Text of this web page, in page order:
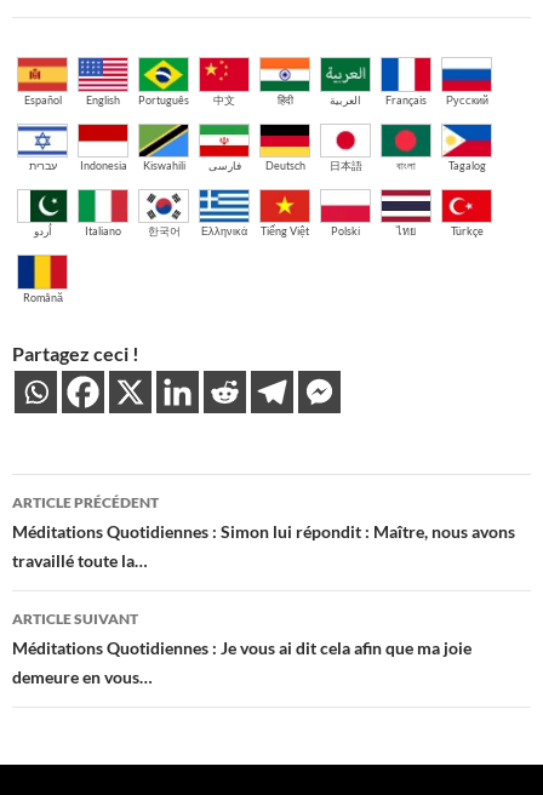
Español English Português 中文 हिंदी العربية Français Русский
עברית Indonesia Kiswahili فارسی Deutsch 日本語 বাংলা Tagalog
اُردو Italiano 한국어 Ελληνικά Tiếng Việt Polski ไทย Türkçe
Română
Partagez ceci !
Navigation
des
articles
ARTICLE PRÉCÉDENT
Méditations Quotidiennes : Simon lui répondit : Maître, nous avons
travaillé toute la…
ARTICLE SUIVANT
Méditations Quotidiennes : Je vous ai dit cela afin que ma joie
demeure en vous…